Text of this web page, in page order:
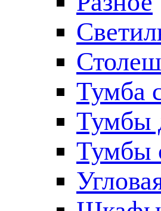
Тумба
Тумбы
Тумбы